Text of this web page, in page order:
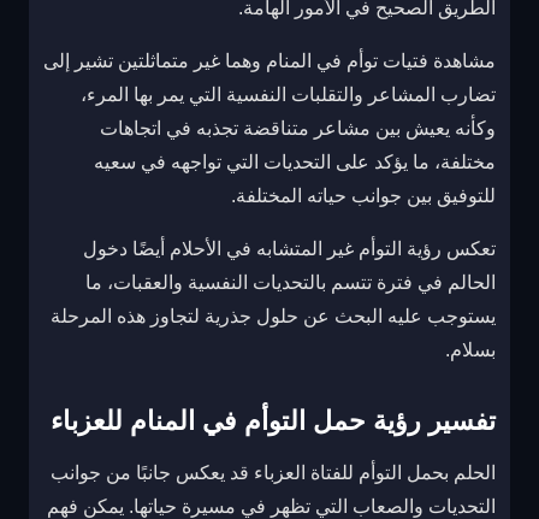
الطريق الصحيح في الأمور الهامة.
مشاهدة فتيات توأم في المنام وهما غير متماثلتين تشير إلى
تضارب المشاعر والتقلبات النفسية التي يمر بها المرء،
وكأنه يعيش بين مشاعر متناقضة تجذبه في اتجاهات
مختلفة، ما يؤكد على التحديات التي تواجهه في سعيه
للتوفيق بين جوانب حياته المختلفة.
تعكس رؤية التوأم غير المتشابه في الأحلام أيضًا دخول
الحالم في فترة تتسم بالتحديات النفسية والعقبات، ما
يستوجب عليه البحث عن حلول جذرية لتجاوز هذه المرحلة
بسلام.
تفسير رؤية حمل التوأم في المنام للعزباء
الحلم بحمل التوأم للفتاة العزباء قد يعكس جانبًا من جوانب
التحديات والصعاب التي تظهر في مسيرة حياتها. يمكن فهم